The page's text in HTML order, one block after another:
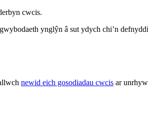
cwcis.
gwybodaeth ynglŷn â sut ydych chi’n
newid eich gosodiadau cwcis ar